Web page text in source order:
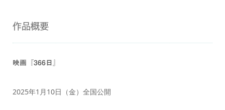
作品概要
映画『366日』
2025年1月10日（金）全国公開